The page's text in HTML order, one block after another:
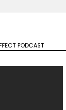
PODCAST